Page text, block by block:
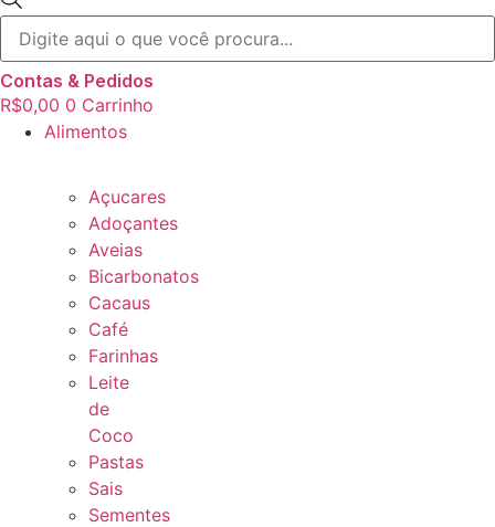
produtos
Contas & Pedidos
R$0,00 0 Carrinho
Alimentos
Açucares
Adoçantes
Aveias
Bicarbonatos
Cacaus
Café
Farinhas
Leite
de
Coco
Pastas
Sais
Sementes